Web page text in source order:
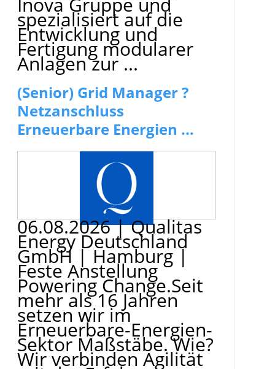
spezialisiert auf die
Entwicklung und
Fertigung modularer
Anlagen zur ...
(Senior) Grid Manager ?
Netzanschluss
Erneuerbare Energien ...
06.08.2026|Qualitas
Energy Deutschland
GmbH | Hamburg|
Feste Anstellung
Powering Change.Seit
mehr als 16 Jahren
setzen wir im
Erneuerbare-Energien-
Sektor Maßstäbe. Wie?
Wir verbinden Agilität